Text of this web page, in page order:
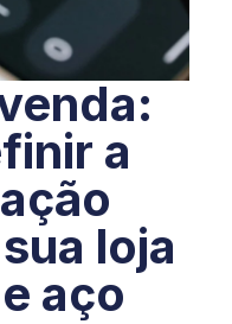
a
loja
aço